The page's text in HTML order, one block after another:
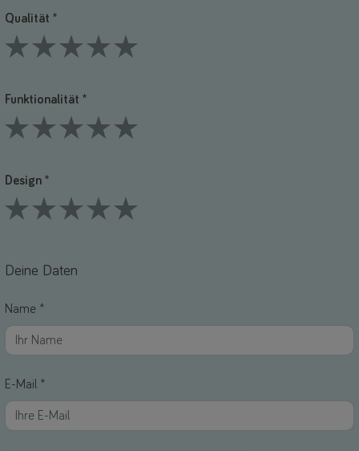
Qualität *
Funktionalität *
Design *
Deine Daten
Name *
E-Mail *